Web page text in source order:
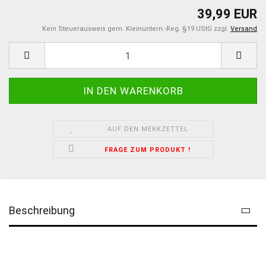
39,99 EUR
Kein Steuerausweis gem. Kleinuntern.-Reg. §19 UStG zzgl. Versand
AUF DEN MERKZETTEL
FRAGE ZUM PRODUKT !
Beschreibung